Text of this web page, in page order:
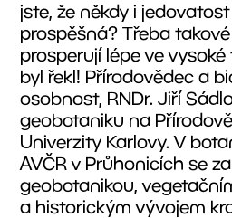
jste, že někdy i
prospěšná? Třeba
prosperují lépe ve
byl řekl! Přírodovědec a
osobnost, RNDr. Jiří
geobotaniku na
Univerzity Karlovy. V
AVČR v Průhonicích se
geobotanikou,
a historickým vývojem